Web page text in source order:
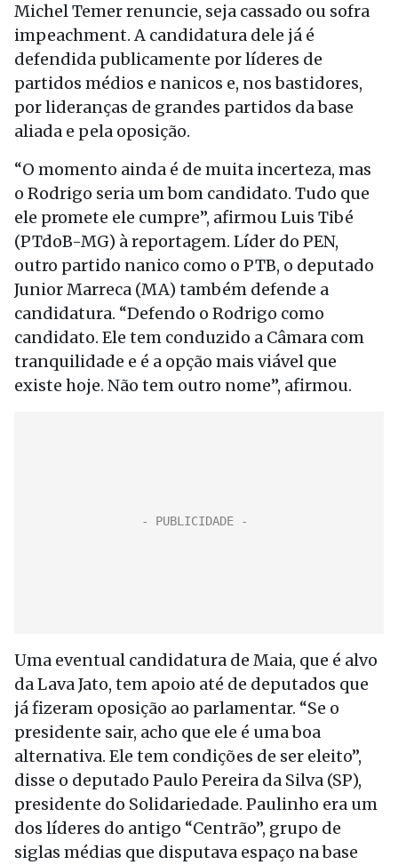
Michel Temer renuncie, seja cassado ou sofra
impeachment. A candidatura dele já é
defendida publicamente por líderes de
partidos médios e nanicos e, nos bastidores,
por lideranças de grandes partidos da base
aliada e pela oposição.
“O momento ainda é de muita incerteza, mas
o Rodrigo seria um bom candidato. Tudo que
ele promete ele cumpre”, afirmou Luis Tibé
(PTdoB-MG) à reportagem. Líder do PEN,
outro partido nanico como o PTB, o deputado
Junior Marreca (MA) também defende a
candidatura. “Defendo o Rodrigo como
candidato. Ele tem conduzido a Câmara com
tranquilidade e é a opção mais viável que
existe hoje. Não tem outro nome”, afirmou.
Uma eventual candidatura de Maia, que é alvo
da Lava Jato, tem apoio até de deputados que
já fizeram oposição ao parlamentar. “Se o
presidente sair, acho que ele é uma boa
alternativa. Ele tem condições de ser eleito”,
disse o deputado Paulo Pereira da Silva (SP),
presidente do Solidariedade. Paulinho era um
dos líderes do antigo “Centrão”, grupo de
siglas médias que disputava espaço na base